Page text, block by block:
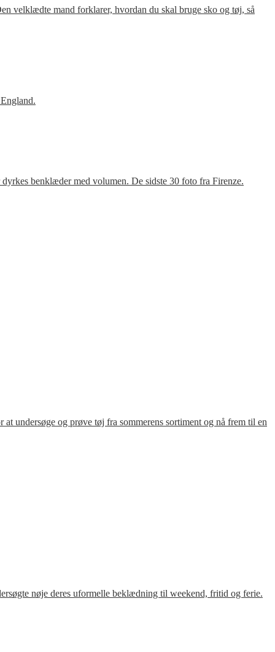
velklædte mand forklarer, hvordan du skal bruge sko og tøj, så
benklæder med volumen. De sidste 30 foto fra Firenze.
undersøge og prøve tøj fra sommerens sortiment og nå frem til en
nøje deres uformelle beklædning til weekend, fritid og ferie.